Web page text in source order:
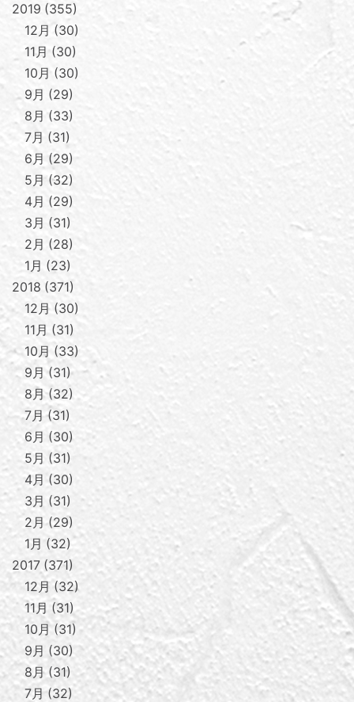
2019 355
12月
30
11月
30
10月
30
9月
29
8月
33
7月
31
6月
29
5月
32
4月
29
3月
31
2月
28
1月
23
2018 371
12月 30
11月 31
10月
33
9月
31
8月 32
7月
31
6月
30
5月
31
4月
30
3月
31
2月
29
1月
32
2017 371
12月
32
11月
31
10月 31
9月
30
8月 31
7月
32